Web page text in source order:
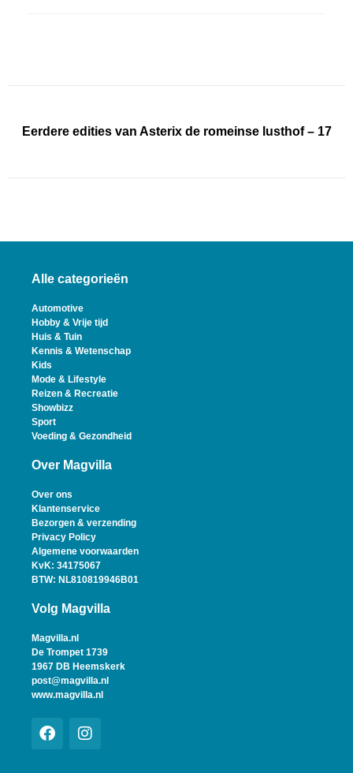
Eerdere edities van Asterix de romeinse lusthof – 17
Alle categorieën
Automotive
Hobby & Vrije tijd
Huis & Tuin
Kennis & Wetenschap
Kids
Mode & Lifestyle
Reizen & Recreatie
Showbizz
Sport
Voeding & Gezondheid
Over Magvilla
Over ons
Klantenservice
Bezorgen & verzending
Privacy Policy
Algemene voorwaarden
KvK: 34175067
BTW: NL810819946B01
Volg Magvilla
Magvilla.nl
De Trompet 1739
1967 DB Heemskerk
post@magvilla.nl
www.magvilla.nl